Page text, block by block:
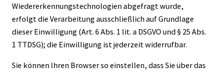
Wiedererkennungstechnologien abgefragt wurde,
erfolgt die Verarbeitung ausschließlich auf Grundlage
dieser Einwilligung (Art. 6 Abs. 1 lit. a DSGVO und § 25 Abs.
1 TTDSG); die Einwilligung ist jederzeit widerrufbar.
Sie können Ihren Browser so einstellen, dass Sie über das